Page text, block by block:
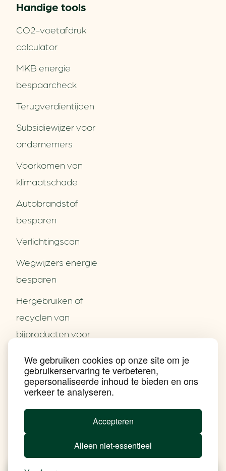
We gebruiken cookies op onze site om je
gebruikerservaring te verbeteren,
gepersonaliseerde inhoud te bieden en ons
verkeer te analyseren.
Accepteren
Alleen niet-essentieel
Partners
Contact
Nieuws
Praktijkverhalen
Events
Nieuwsbrief
Achtergrond klimaatverandering
Beprijzing van CO2
Verduurzamen bedrijventerrein
Handige tools
CO2-voetafdruk
calculator
MKB energie
bespaarcheck
Terugverdien­tijden
Subsidiewijzer voor
ondernemers
Voorkomen van
klimaatschade
Autobrandstof
besparen
Verlichtingscan
Wegwijzers energie
besparen
Hergebruiken of
recyclen van
bijproducten voor
Energie besparen op
uw PC